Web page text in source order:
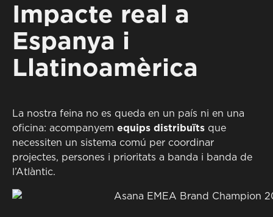
Impacte real a
Espanya i
Llatinoamèrica
La nostra feina no es queda en un país ni en una
oficina: acompanyem equips distribuïts que
necessiten un sistema comú per coordinar
projectes, persones i prioritats a banda i banda de
l’Atlàntic.